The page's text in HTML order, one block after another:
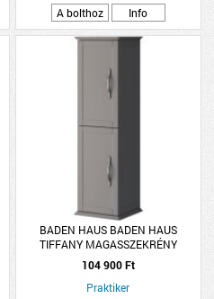
A bolthoz
Info
BADEN HAUS BADEN HAUS
TIFFANY MAGASSZEKRÉNY
34X114X32CM VILÁGOSSZÜRKE 2
AJTÓ FÜGGESZTETT
104 900 Ft
Praktiker